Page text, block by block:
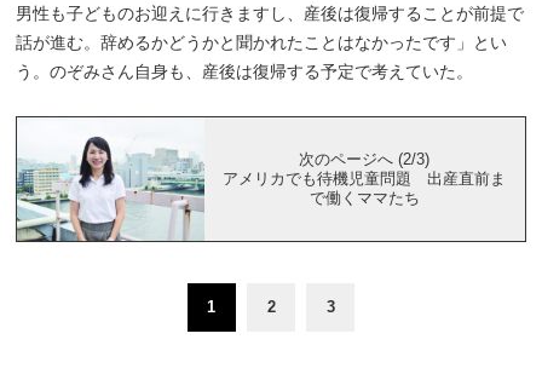
男性も子どものお迎えに行きますし、産後は復帰することが前提で
話が進む。辞めるかどうかと聞かれたことはなかったです」とい
う。のぞみさん自身も、産後は復帰する予定で考えていた。
次のページへ (2/3)
アメリカでも待機児童問題 出産直前ま
で働くママたち
1 2 3